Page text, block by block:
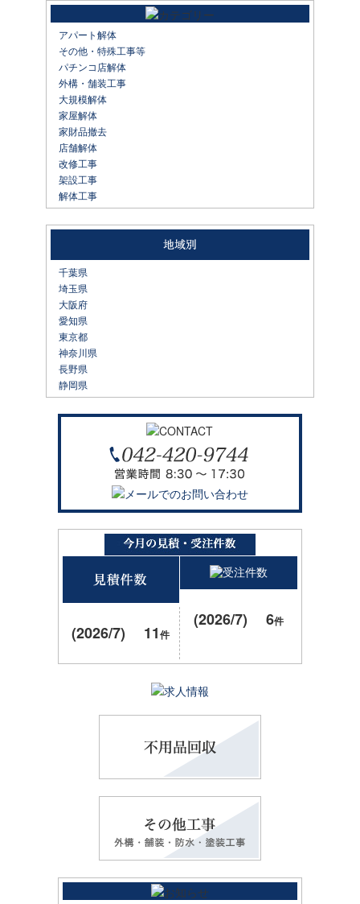
アパート解体
その他・特殊工事等
パチンコ店解体
外構・舗装工事
大規模解体
家屋解体
家財品撤去
店舗解体
改修工事
架設工事
解体工事
千葉県
埼玉県
大阪府
愛知県
東京都
神奈川県
長野県
静岡県
(2026/7) 11件
(2026/7) 6件